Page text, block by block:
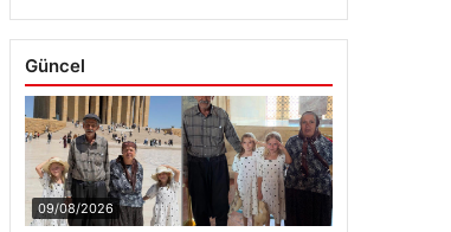
Güncel
09/08/2026